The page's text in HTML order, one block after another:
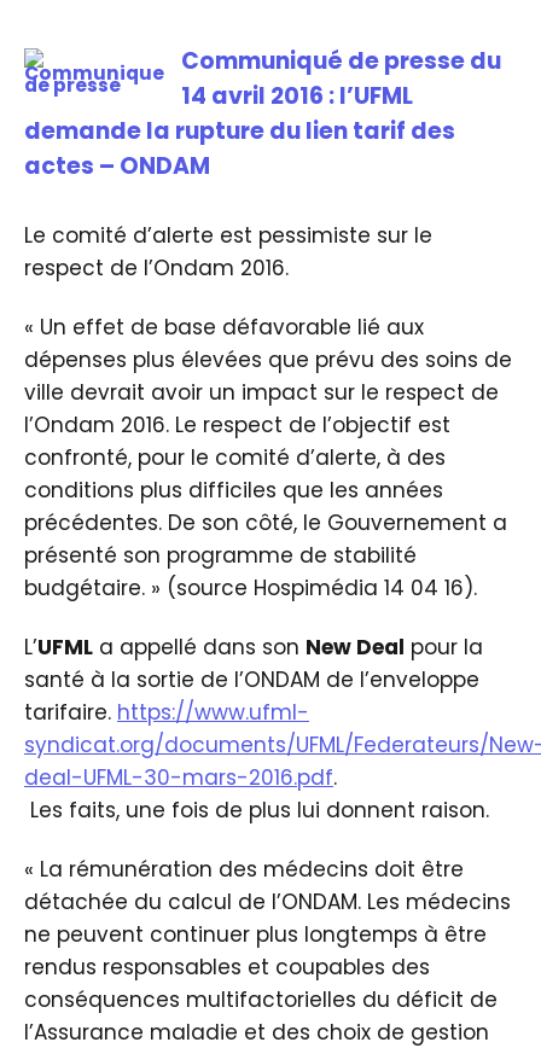
Communiqué de presse du
14 avril 2016 : l’UFML
demande la rupture du lien tarif des
actes – ONDAM
Le comité d’alerte est pessimiste sur le
respect de l’Ondam 2016.
« Un effet de base défavorable lié aux
dépenses plus élevées que prévu des soins de
ville devrait avoir un impact sur le respect de
l’Ondam 2016. Le respect de l’objectif est
confronté, pour le comité d’alerte, à des
conditions plus difficiles que les années
précédentes. De son côté, le Gouvernement a
présenté son programme de stabilité
budgétaire. » (source Hospimédia 14 04 16).
L’UFML a appellé dans son New Deal pour la
santé à la sortie de l’ONDAM de l’enveloppe
tarifaire. https://www.ufml-
syndicat.org/documents/UFML/Federateurs/
deal-UFML-30-mars-2016.pdf.
Les faits, une fois de plus lui donnent raison.
« La rémunération des médecins doit être
détachée du calcul de l’ONDAM. Les médecins
ne peuvent continuer plus longtemps à être
rendus responsables et coupables des
conséquences multifactorielles du déficit de
l’Assurance maladie et des choix de gestion